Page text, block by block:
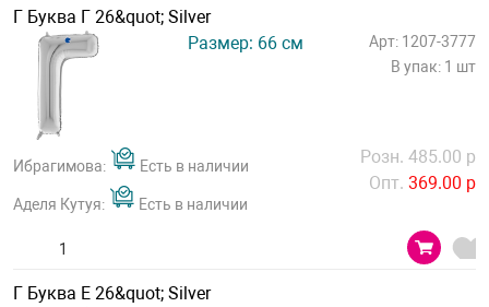
Г Буква Г 26&quot; Silver
Размер: 66 см
Арт: 1207-3777
В упак: 1 шт
Ибрагимова: Есть в наличии
Аделя Кутуя: Есть в наличии
Розн. 485.00 р
Опт. 369.00 р
Г Буква Е 26&quot; Silver